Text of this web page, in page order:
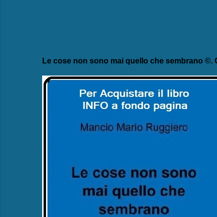
Le cose non sono mai quello che sembrano ©.